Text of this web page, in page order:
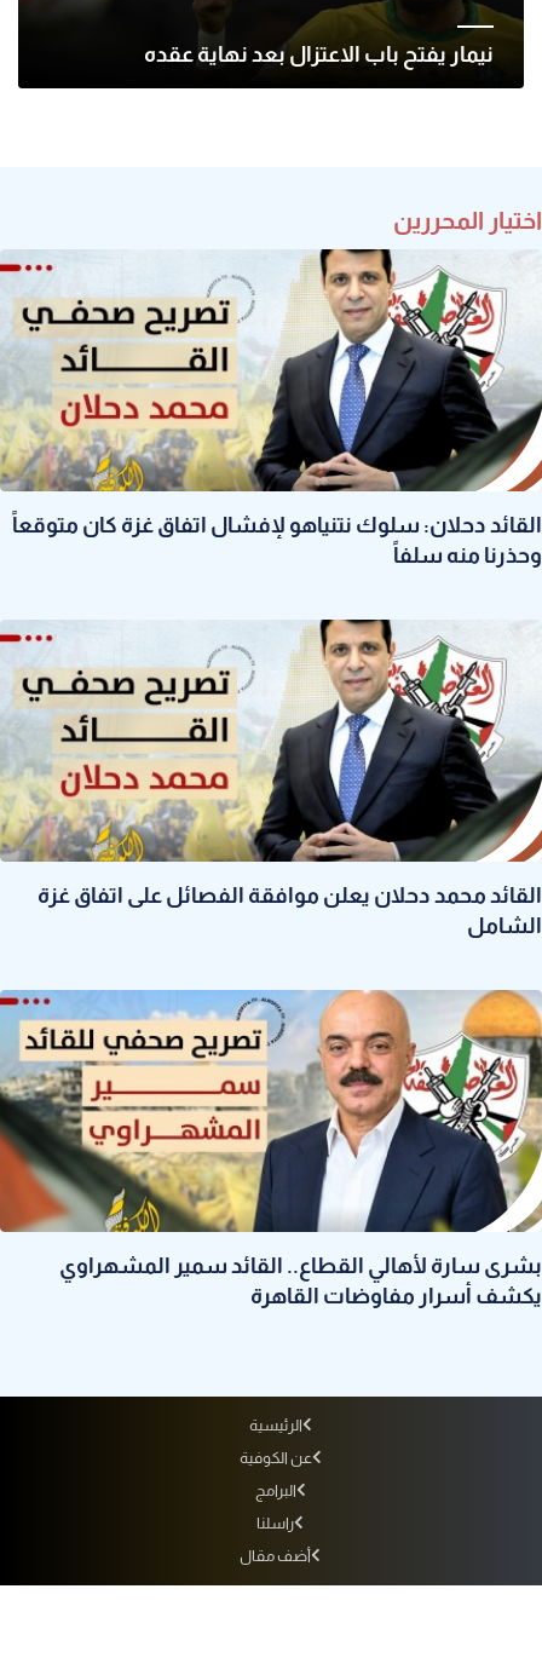
نيمار يفتح باب الاعتزال بعد نهاية عقده
اختيار المحررين
القائد دحلان: سلوك نتنياهو لإفشال اتفاق غزة كان متوقعاً
وحذرنا منه سلفاً
القائد محمد دحلان يعلن موافقة الفصائل على اتفاق غزة
الشامل
بشرى سارة لأهالي القطاع.. القائد سمير المشهراوي
يكشف أسرار مفاوضات القاهرة
الرئيسية
عن الكوفية
البرامج
راسلنا
أضف مقال